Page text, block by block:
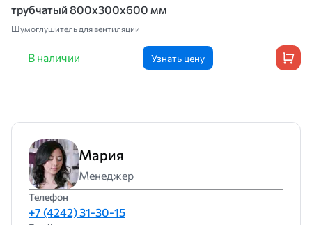
трубчатый 800х300х600 мм
Шумоглушитель для вентиляции
В наличии Узнать цену
Мария
Менеджер
Телефон
+7 (4242) 31-30-15